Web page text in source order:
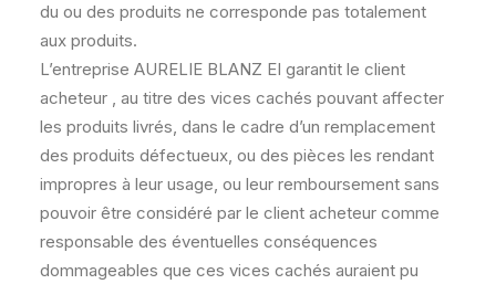
du ou des produits ne corresponde pas totalement
aux produits.
L’entreprise AURELIE BLANZ EI garantit le client
acheteur , au titre des vices cachés pouvant affecter
les produits livrés, dans le cadre d’un remplacement
des produits défectueux, ou des pièces les rendant
impropres à leur usage, ou leur remboursement sans
pouvoir être considéré par le client acheteur comme
responsable des éventuelles conséquences
dommageables que ces vices cachés auraient pu